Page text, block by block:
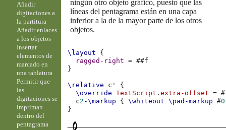
ningún otro objeto gráfico, puesto que las
líneas del pentagrama están en una capa
inferior a la de la mayor parte de los otros
objetos.
\layout
{
ragged-right
= ##f
}
\relative c'
{
\override
TextScript .extra-offset = #
c2 -\markup { \whiteout \pad-markup #
}
Añadir
digitaciones a
la partitura
Añadir enlaces
a los objetos
Insertar
elementos de
marcado en
una tablatura
Permitir que
las
digitaciones se
impriman
dentro del
pentagrama